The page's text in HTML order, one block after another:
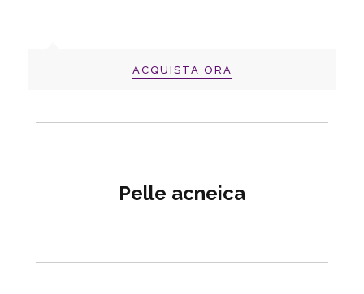
ACQUISTA ORA
Pelle acneica